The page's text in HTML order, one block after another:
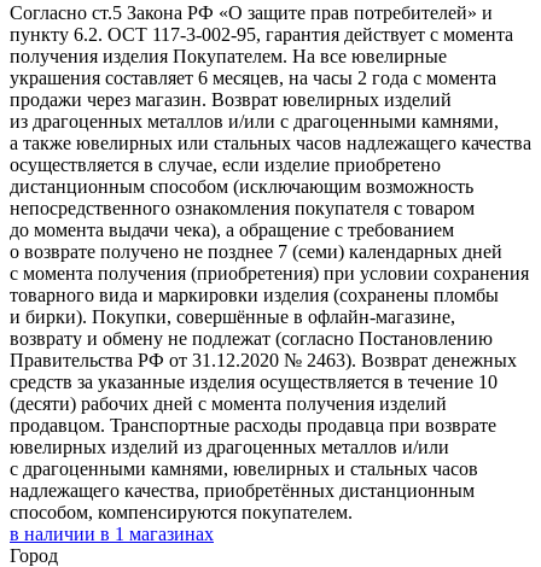
Согласно ст.5 Закона РФ «О защите прав потребителей» и
пункту 6.2. ОСТ 117-3-002-95, гарантия действует с момента
получения изделия Покупателем. На все ювелирные
украшения составляет 6 месяцев, на часы 2 года с момента
продажи через магазин. Возврат ювелирных изделий
из драгоценных металлов и/или с драгоценными камнями,
а также ювелирных или стальных часов надлежащего качества
осуществляется в случае, если изделие приобретено
дистанционным способом (исключающим возможность
непосредственного ознакомления покупателя с товаром
до момента выдачи чека), а обращение с требованием
о возврате получено не позднее 7 (семи) календарных дней
с момента получения (приобретения) при условии сохранения
товарного вида и маркировки изделия (сохранены пломбы
и бирки). Покупки, совершённые в офлайн-магазине,
возврату и обмену не подлежат (согласно Постановлению
Правительства РФ от 31.12.2020 № 2463). Возврат денежных
средств за указанные изделия осуществляется в течение 10
(десяти) рабочих дней с момента получения изделий
продавцом. Транспортные расходы продавца при возврате
ювелирных изделий из драгоценных металлов и/или
с драгоценными камнями, ювелирных и стальных часов
надлежащего качества, приобретённых дистанционным
способом, компенсируются покупателем.
в наличии в 1 магазинах
Город